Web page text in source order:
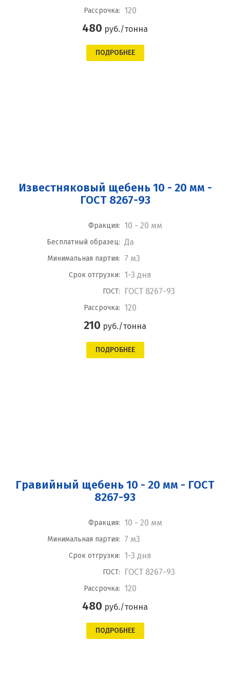
Рассрочка: 120
480 руб./тонна
ПОДРОБНЕЕ
Известняковый щебень 10 - 20 мм -
ГОСТ 8267-93
Фракция: 10 - 20 мм
Бесплатный образец: Да
Минимальная партия: 7 м3
Срок отгрузки: 1-3 дня
ГОСТ: ГОСТ 8267-93
Рассрочка: 120
210 руб./тонна
ПОДРОБНЕЕ
Гравийный щебень 10 - 20 мм - ГОСТ
8267-93
Фракция: 10 - 20 мм
Минимальная партия: 7 м3
Срок отгрузки: 1-3 дня
ГОСТ: ГОСТ 8267-93
Рассрочка: 120
480 руб./тонна
ПОДРОБНЕЕ